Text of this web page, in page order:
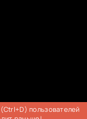
пользователей